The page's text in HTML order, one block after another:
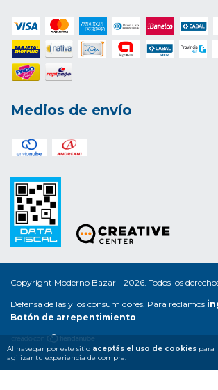
Al navegar por este sitio aceptás el uso de cookies para
agilizar tu experiencia de compra.
Medios de envío
Copyright Moderno Bazar - 2026. Todos los
Defensa de las y los consumidores. Para reclamos
Botón de arrepentimiento